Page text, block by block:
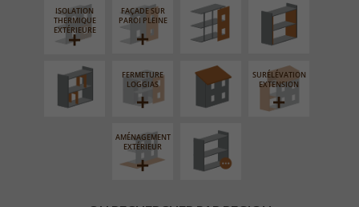
ISOLATION
THERMIQUE
EXTÉRIEURE
FAÇADE SUR
PAROI PLEINE
RÉAMÉNAGEMENT
INTÉRIEUR
FERMETURE
LOGGIAS
RÉFECTION DES
TOITURES
SURÉLÉVATION
EXTENSION
AMÉNAGEMENT
EXTÉRIEUR
PROCÉDÉ
PARTICULIER